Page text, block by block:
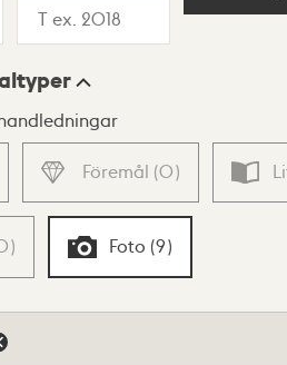
Föremål (0)
) Foto (9)